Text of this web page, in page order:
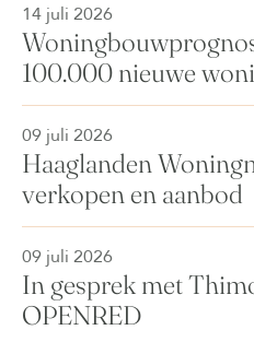
14 juli 2026
100.000 nieuwe
09 juli 2026
Haaglanden
verkopen en aanbod
09 juli 2026
In gesprek met
OPENRED